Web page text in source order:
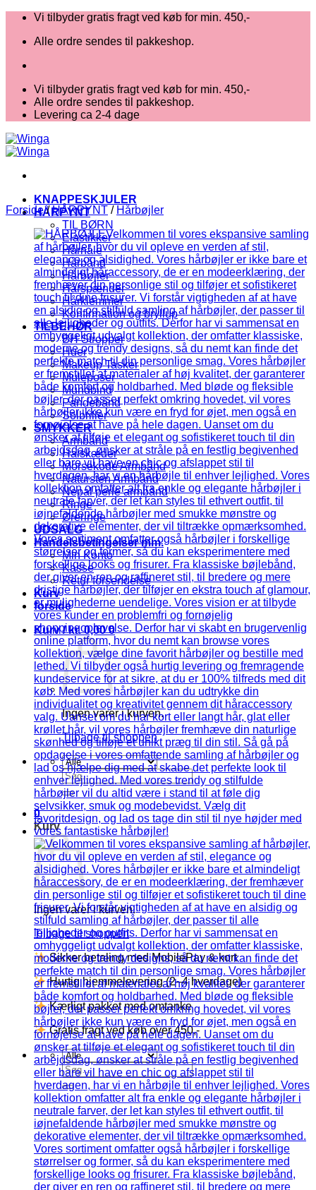
Fortsæt
indhold
Vi tilbyder gratis fragt ved køb for min. 450,-
Alle ordre sendes til pakkeshop.
Vi tilbyder gratis fragt ved køb for min. 450,-
Alle ordre sendes til pakkeshop.
Levering ca 2-4 dage
KNAPPESKJULER
HÅRPYNT
TIL BØRN
Elastikker
Hårnåle
Hårbånd
Hårbøjler
Hårspænder
Hårklemmer
Konfirmation og bryllup
TILBEHØR
BH Stropper
Huer
Makeup Tasker
Muleposer
Mundbind
Pandebånd
Solbriller
SMYKKER
Armbånd
Halskæder
Morsekode Armbånd
Natursten Armbånd
Nepal perle armbånd
Ringe
Øreringe
UDSALG
Handelsbetingelser mm.
Min Konto
Kasse
Retur forsendelse
Kurv
forside
Kurv /kr.0,00 0
Ingen varer i kurven.
Tilbage til shoppen
Søg
efter:
0
Kurv
Ingen varer i kurven.
Tilbage til shoppen
Sikker betaling med MobilePay & kort
Hurtig hjemmelevering (2–4 hverdage)
Kærligt pakket med omtanke
Gratis fragt ved køb over 450,-
Søg
efter:
Forside / HÅRPYNT / Hårbøjler